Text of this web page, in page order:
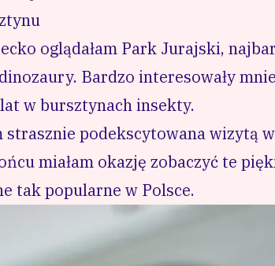
oglądałam Park Jurajski,
Bardzo interesowały
w bursztynach insekty.
strasznie podekscytowana wizytą w
miałam okazję zobaczyć te
tak popularne w Polsce.